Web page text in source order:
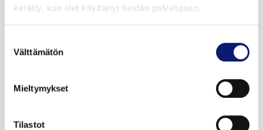
kerätty, kun olet käyttänyt heidän palvelujaan.
valinta
Välttämätön
Mieltymykset
Tilastot
61 900 €